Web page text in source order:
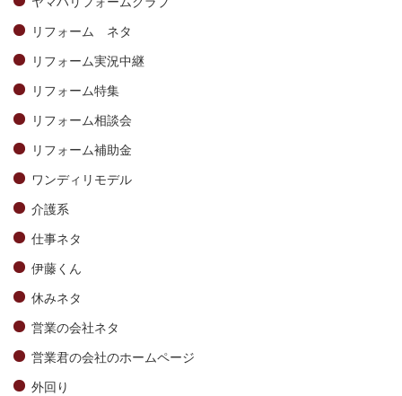
リフォーム ネタ
リフォーム実況中継
リフォーム特集
リフォーム相談会
リフォーム補助金
ワンディリモデル
介護系
仕事ネタ
伊藤くん
休みネタ
営業の会社ネタ
営業君の会社のホームページ
外回り